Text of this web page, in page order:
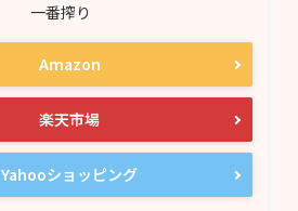
一番搾り
Amazon
楽天市場
Yahooショッピング